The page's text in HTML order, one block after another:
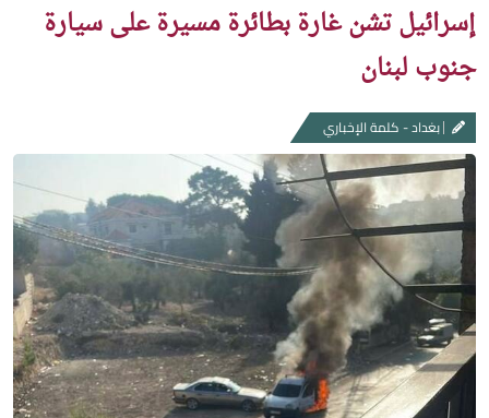
إسرائيل تشن غارة بطائرة مسيرة على سيارة
جنوب لبنان
بغداد - كلمة الإخباري